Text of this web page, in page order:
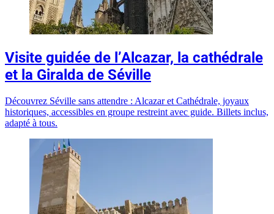
Visite guidée de l’Alcazar, la cathédrale
et la Giralda de Séville
Découvrez Séville sans attendre : Alcazar et Cathédrale, joyaux
historiques, accessibles en groupe restreint avec guide. Billets inclus,
adapté à tous.